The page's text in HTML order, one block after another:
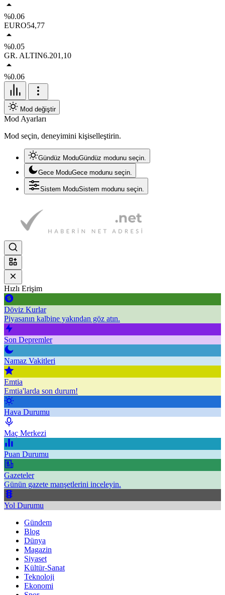
%0.06
EURO54,77
%0.05
GR. ALTIN6.201,10
%0.06
Mod değiştir
Mod Ayarları
Mod seçin, deneyimini kişiselleştirin.
Gündüz ModuGündüz modunu seçin.
Gece ModuGece modunu seçin.
Sistem ModuSistem modunu seçin.
Hızlı Erişim
Döviz Kurlar
Piyasanın kalbine yakından göz atın.
Son Depremler
Namaz Vakitleri
Emtia
Emtia'larda son durum!
Hava Durumu
Maç Merkezi
Puan Durumu
Gazeteler
Günün gazete manşetlerini inceleyin.
Yol Durumu
Gündem
Blog
Dünya
Magazin
Siyaset
Kültür-Sanat
Teknoloji
Ekonomi